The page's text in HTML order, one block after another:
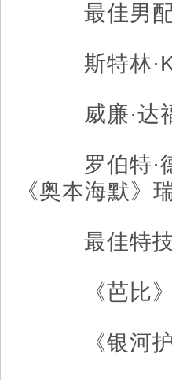
最佳男配
斯特林
威廉·达福
罗伯特·德
《奥本海默》
最佳特技
《芭比》
《银河护